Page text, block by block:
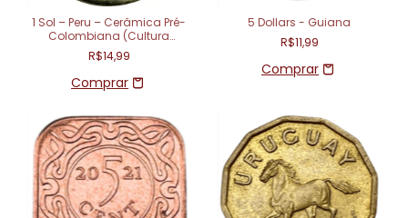
1 Sol – Peru – Cerâmica Pré-
Colombiana (Cultura
Nazca)
R$14,99
5 Dollars - Guiana
R$11,99